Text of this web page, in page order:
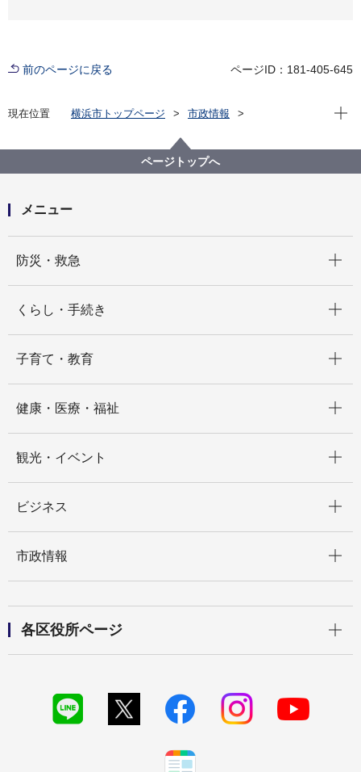
前のページに戻る ページID：181-405-645
現在位置 横浜市トップページ
市政情報
本牧市民プール再整備事業の落札者を決定しました！
現在
ページトップへ
メニュー
防災・救急
くらし・手続き
子育て・教育
健康・医療・福祉
観光・イベント
ビジネス
市政情報
各区役所ページ